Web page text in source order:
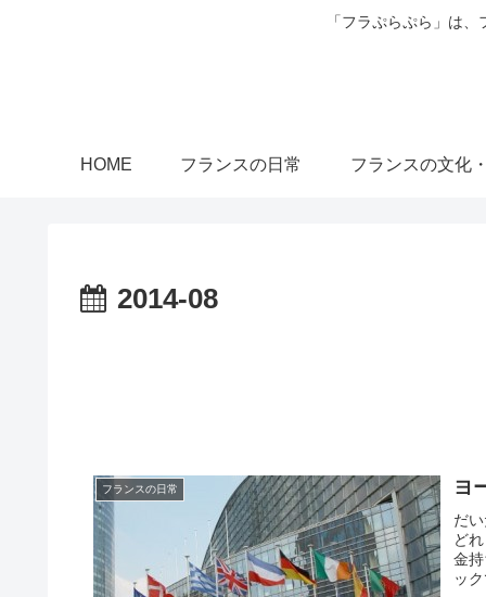
「フラぷらぷら」は
HOME フランスの日常 フランスの文化
2014-08
フランスの日常 ヨ
だ
ど
金
ッ